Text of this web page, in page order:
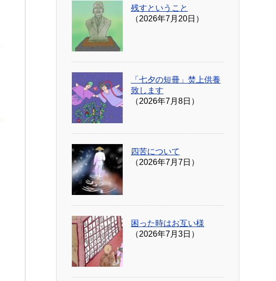
残すということ
（2026年7月20日）
「七夕の短冊」焚上供養
致します
（2026年7月8日）
四苦について
（2026年7月7日）
困った時はお互い様
（2026年7月3日）